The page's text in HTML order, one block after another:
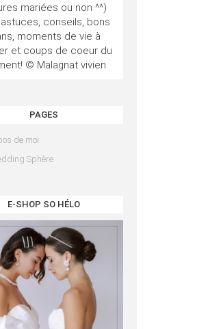
mariées ou non ^^)
conseils, bons
moments de vie à
et coups de coeur du
© Malagnat vivien
PAGES
de moi
Sphère
E-SHOP SO HÉLO